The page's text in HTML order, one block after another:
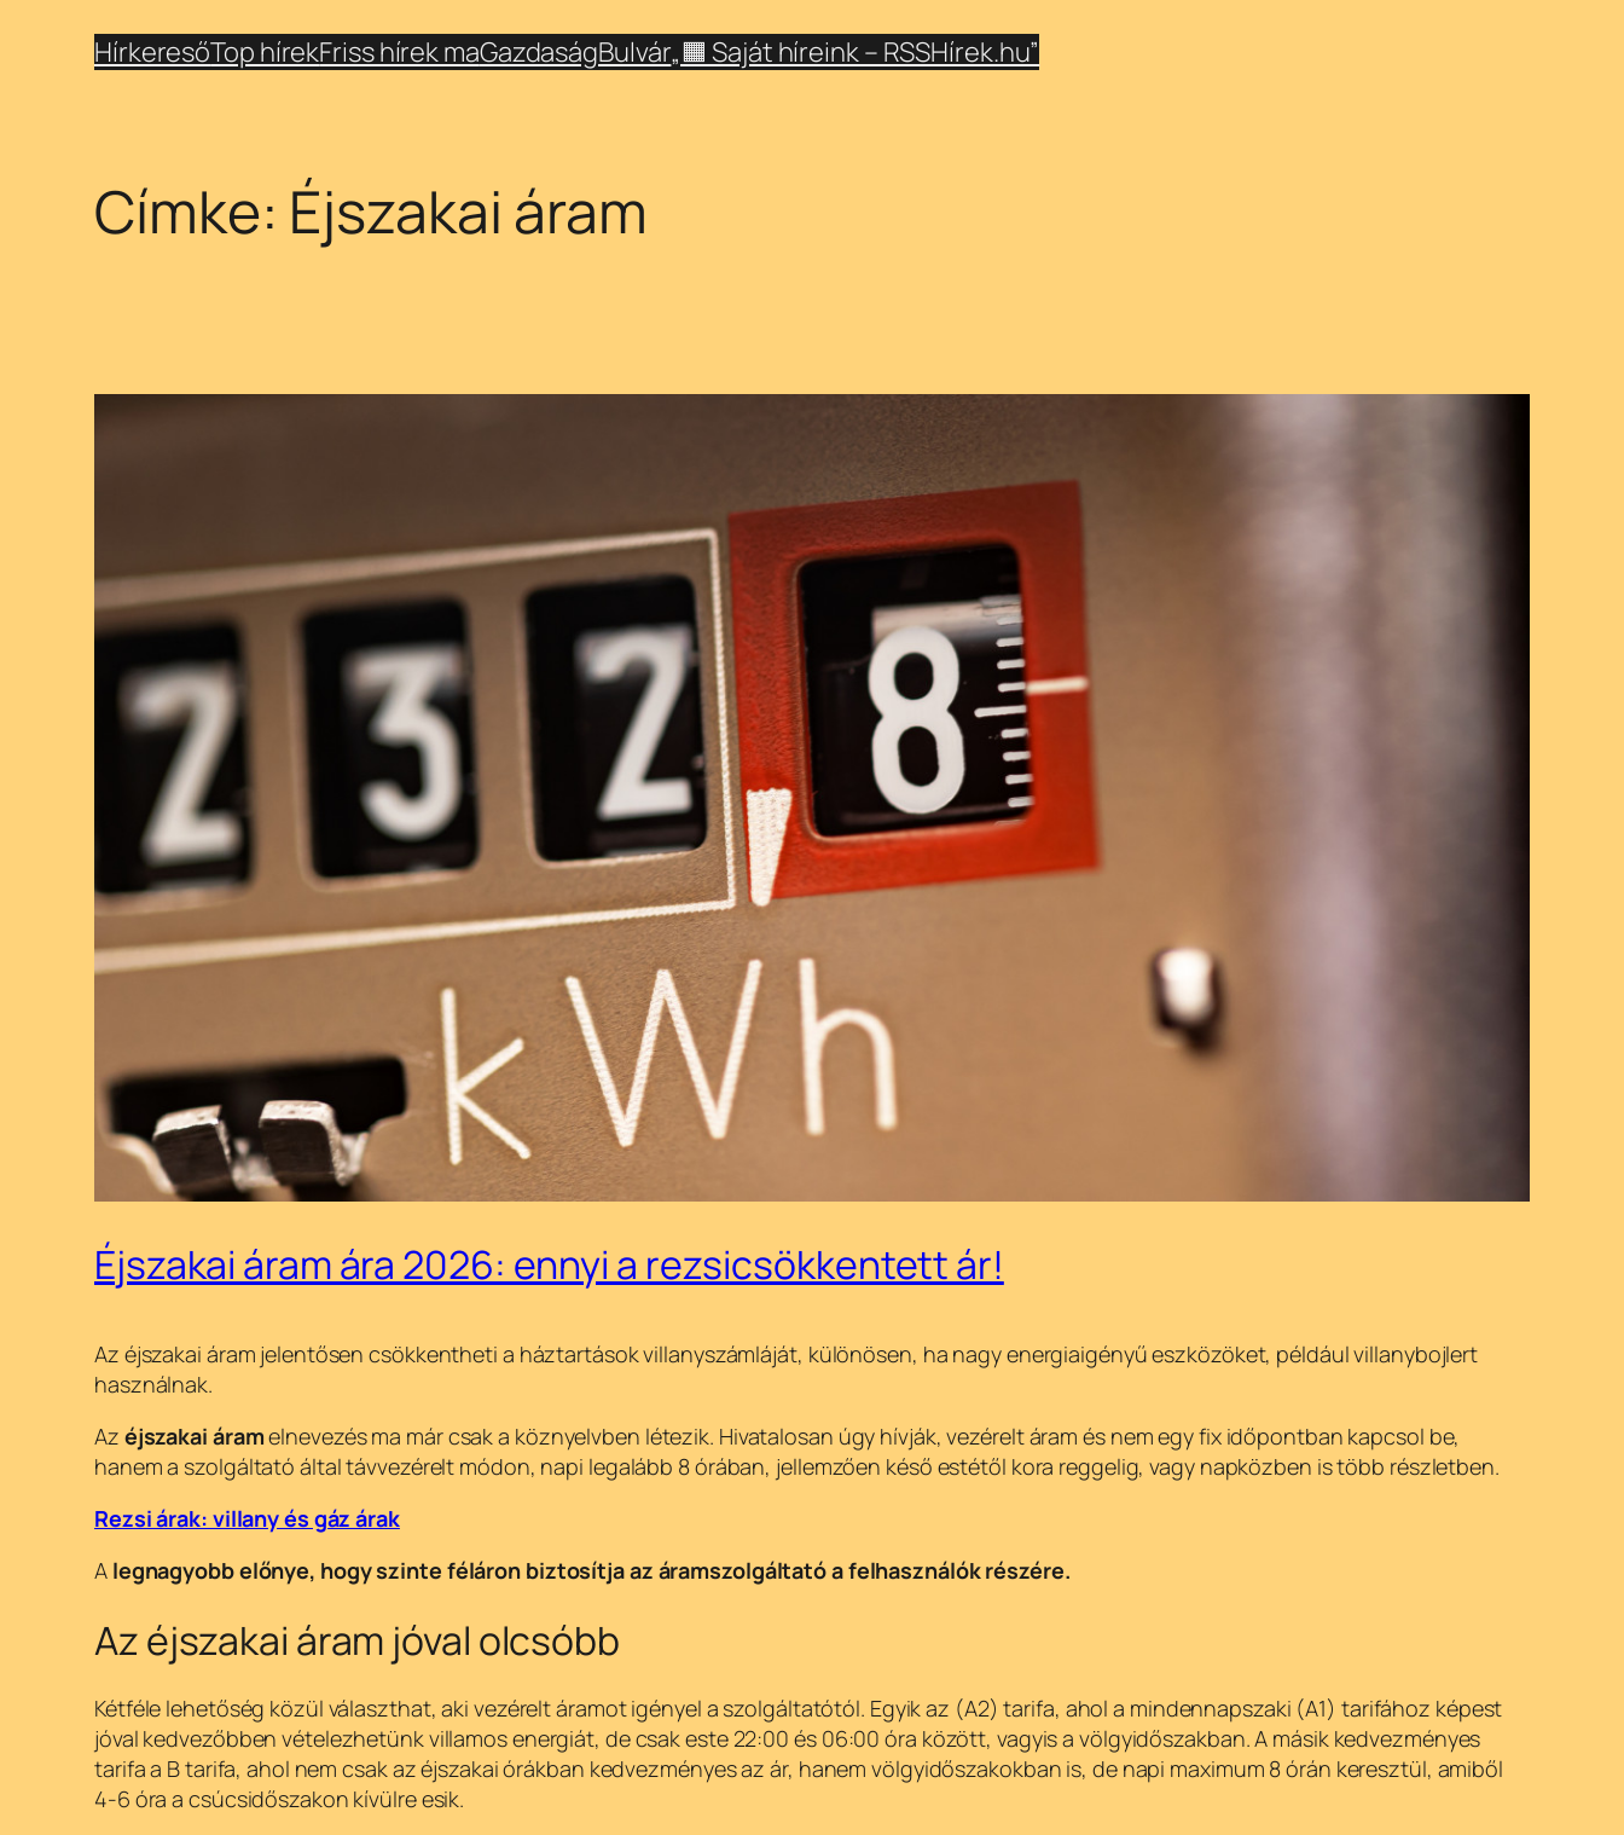
HírkeresőTop hírekFriss hírek maGazdaságBulvár„🟧 Saját híreink – RSSHírek.hu”
Címke: Éjszakai áram
Éjszakai áram ára 2026: ennyi a rezsicsökkentett ár!
Az éjszakai áram jelentősen csökkentheti a háztartások villanyszámláját, különösen, ha nagy energiaigényű eszközöket, például villanybojlert
használnak.
Az éjszakai áramelnevezés ma már csak a köznyelvben létezik. Hivatalosan úgy hívják, vezérelt áram és nem egy fix időpontban kapcsol be,
hanem a szolgáltató által távvezérelt módon, napi legalább 8 órában, jellemzően késő estétől kora reggelig, vagy napközben is több részletben.
Rezsi árak: villany és gáz árak
A legnagyobb előnye, hogy szinte féláron biztosítja az áramszolgáltató a felhasználók részére.
Az éjszakai áram jóval olcsóbb
Kétféle lehetőség közül választhat, aki vezérelt áramot igényel a szolgáltatótól. Egyik az (A2) tarifa, ahol a mindennapszaki (A1) tarifához képest
jóval kedvezőbben vételezhetünk villamos energiát, de csak este 22:00 és 06:00 óra között, vagyis a völgyidőszakban. A másik kedvezményes
tarifa a B tarifa, ahol nem csak az éjszakai órákban kedvezményes az ár, hanem völgyidőszakokban is, de napi maximum 8 órán keresztül, amiből
4-6 óra a csúcsidőszakon kívülre esik.